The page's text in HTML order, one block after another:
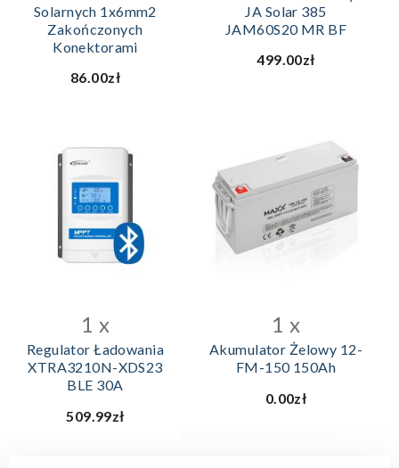
Solarnych 1x6mm2
Zakończonych
Konektorami
86.00zł
JA Solar 385
JAM60S20 MR BF
499.00zł
1 x
Regulator Ładowania
XTRA3210N-XDS23
BLE 30A
509.99zł
1 x
Akumulator Żelowy 12-
FM-150 150Ah
0.00zł